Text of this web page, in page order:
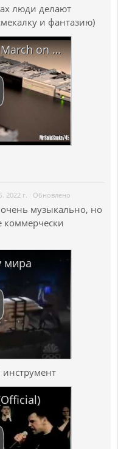
люди делают
и фантазию)
Star Wars - Imperial March on Eight Floppy Drives
2022 г. · Обновлено
музыкально, но
коммерчески
мира